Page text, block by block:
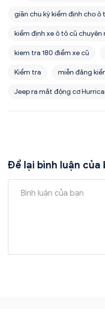
giãn chu kỳ kiểm định cho ô
kiểm định xe ô tô cũ chuyên
kiem tra 180 điểm xe cũ
Kiểm tra miễn đăng
Jeep ra mắt động cơ
Để lại bình luận của